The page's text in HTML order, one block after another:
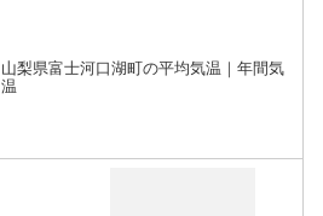
山梨県富士河口湖町の平均気温｜年間気
温